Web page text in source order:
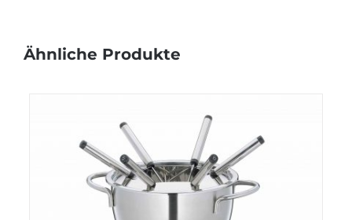
Ähnliche Produkte